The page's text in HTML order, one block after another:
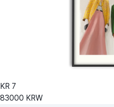
KR 7
83000 KRW